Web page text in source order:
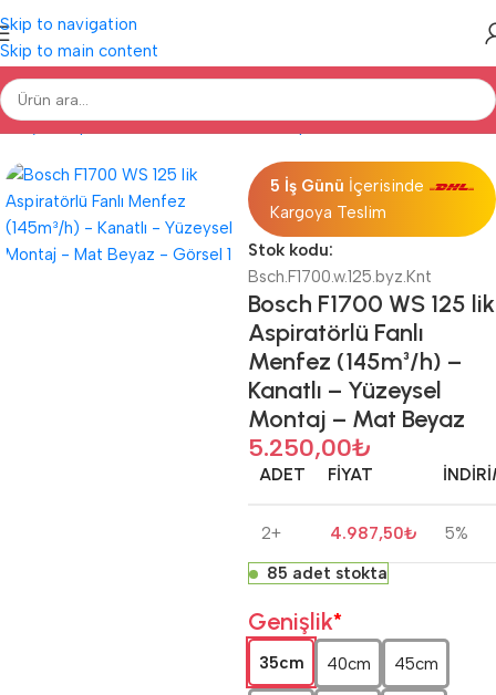
Skip to navigation
Skip to main content
Sayfa Aspiratörlü Menfezler Bosch Aspiratörlü Menfezler F1700
5 İş Günü İçerisinde
Kargoya Teslim
Stok kodu:
Bsch.F1700.w.125.byz.Knt
Bosch F1700 WS 125 lik
Aspiratörlü Fanlı
Menfez (145m³/h) –
Kanatlı – Yüzeysel
Montaj – Mat Beyaz
5.250,00₺
ADET FIYAT
2+ 4.987,50₺
5%
85 adet stokta
*
Genişlik
35cm 40cm 45cm